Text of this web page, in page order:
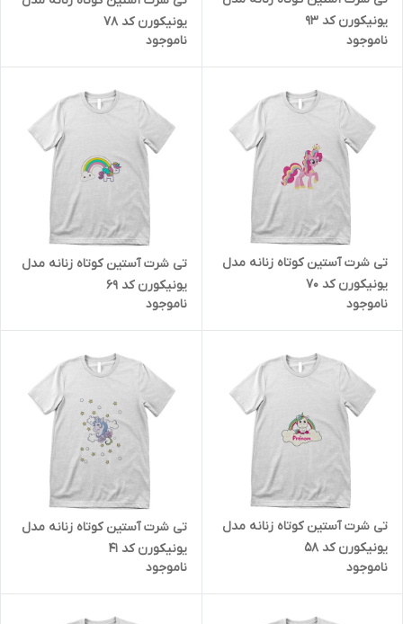
یونیکورن کد 93
ناموجود
یونیکورن کد 78
ناموجود
تی شرت آستین کوتاه زنانه مدل
یونیکورن کد 70
ناموجود
تی شرت آستین کوتاه زنانه مدل
یونیکورن کد 69
ناموجود
تی شرت آستین کوتاه زنانه مدل
یونیکورن کد 58
ناموجود
تی شرت آستین کوتاه زنانه مدل
یونیکورن کد 41
ناموجود